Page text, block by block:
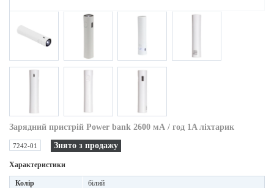
Зарядний пристрій Power bank 2600 мА / год 1A ліхтарик
7242-01 Знято з продажу
Характеристики
Колір
білий